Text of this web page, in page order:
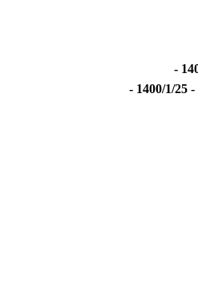
- 1400/1/25 -